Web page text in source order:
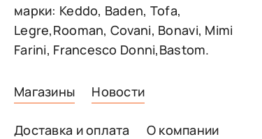
Магазины Новости
Доставка и оплата О компании
марки: Keddo, Baden, Tofa,
Legre,Rooman, Covani, Bonavi, Mimi
Farini, Francesco Donni,Bastom.